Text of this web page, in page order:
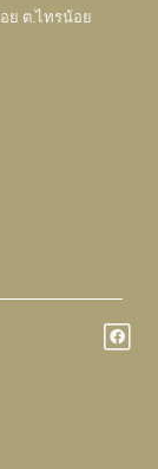
ย ต.ไทรน้อย